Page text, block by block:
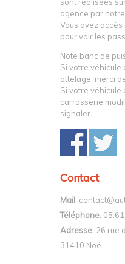
sont réalisées
agence par
Vous avez
pour voir les
Note banc de
Si votre véhicule
attelage, merci
Si votre véhicule
carrosserie
signaler.
Contact
Mail:
Téléphone:
Adresse: 26 rue
31410 Noé